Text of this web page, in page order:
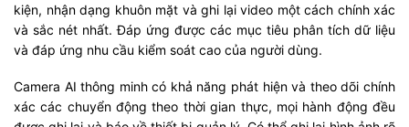
kiện, nhận dạng khuôn mặt và ghi lại video một cách chính xác
và sắc nét nhất. Đáp ứng được các mục tiêu phân tích dữ liệu
và đáp ứng nhu cầu kiểm soát cao của người dùng.
Camera AI thông minh có khả năng phát hiện và theo dõi chính
xác các chuyển động theo thời gian thực, mọi hành động đều